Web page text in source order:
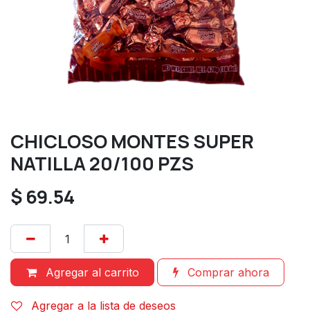
CHICLOSO MONTES SUPER
NATILLA 20/100 PZS
$69.54
Agregar al carrito Comprar ahora
Agregar a la lista de deseos